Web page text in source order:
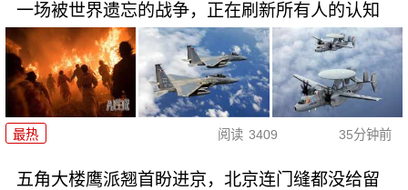
一场被世界遗忘的战争，正在刷新所有人的认知
最热 阅读 3409 35分钟前
五角大楼鹰派翘首盼进京，北京连门缝都没给留